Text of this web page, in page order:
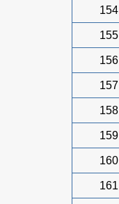
154
155
156
157
158
159
160
161